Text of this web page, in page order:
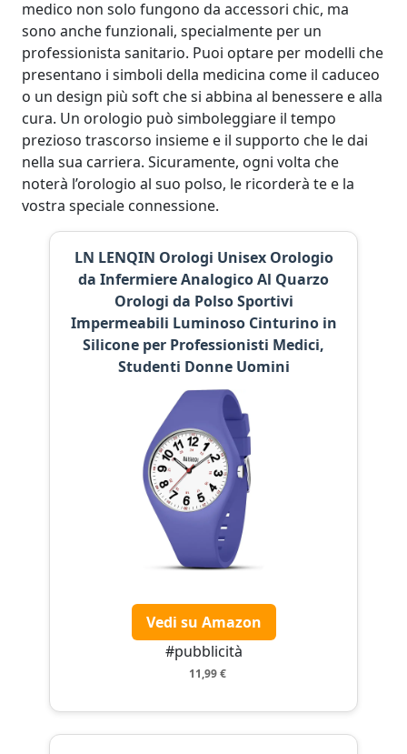
medico non solo fungono da accessori chic, ma
sono anche funzionali, specialmente per un
professionista sanitario. Puoi optare per modelli che
presentano i simboli della medicina come il caduceo
o un design più soft che si abbina al benessere e alla
cura. Un orologio può simboleggiare il tempo
prezioso trascorso insieme e il supporto che le dai
nella sua carriera. Sicuramente, ogni volta che
noterà l’orologio al suo polso, le ricorderà te e la
vostra speciale connessione.
LN LENQIN Orologi Unisex Orologio
da Infermiere Analogico Al Quarzo
Orologi da Polso Sportivi
Impermeabili Luminoso Cinturino in
Silicone per Professionisti Medici,
Studenti Donne Uomini
Vedi su Amazon
#pubblicità
11,99 €